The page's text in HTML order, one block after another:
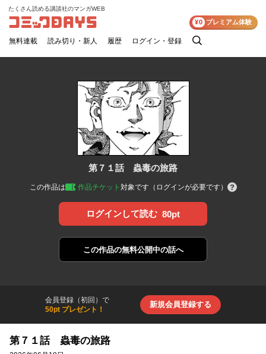
コミックDAYS
たくさん読める講談社のマンガWEB
無料連載 読み切り・新人 履歴 ログイン・登録
検
¥0 プレミアム体験
第７１話 蟲毒の旅路
この作品は 作品チケット 対象です（ログインが必要です）
ログインして読む 80pt
この作品の無料公開中の話へ
会員登録（初回）で
50pt プレゼント！
新規会員登録する
第７１話 蟲毒の旅路